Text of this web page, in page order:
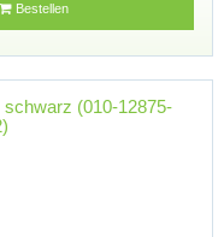
Bestellen
(010-12875-